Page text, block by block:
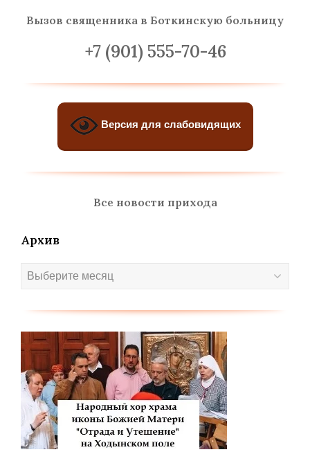
Вызов священника в Боткинскую больницу
+7 (901) 555-70-46
Версия для слабовидящих
Все новости прихода
Архив
Архив